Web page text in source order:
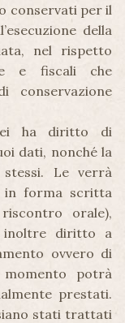
conservati per il
della
nel rispetto
e fiscali che
conservazione
ha diritto di
dati, nonché la
Le verrà
forma scritta
orale),
inoltre diritto a
ovvero di
potrà
prestati.
stati trattati